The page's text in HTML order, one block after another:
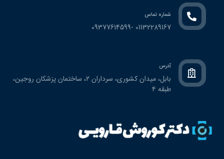
شماره تماس
01132289167 -09377614599
آدرس
بابل، ميدان كشوري، سرداران ٢، ساختمان پزشكان روجين،
طبقه ٤